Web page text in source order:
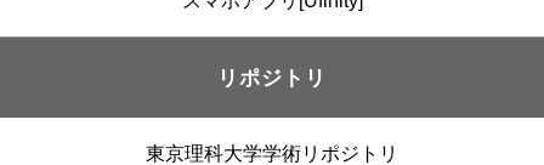
リポジトリ
東京理科大学学術リポジトリ